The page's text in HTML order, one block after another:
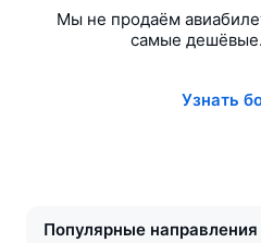
Мы не продаём
самые
Узнать
Популярные направления